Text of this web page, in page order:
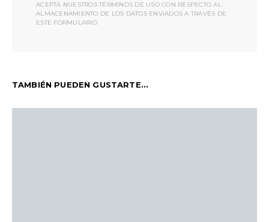
ACEPTA NUESTROS TÉRMINOS DE USO CON RESPECTO AL
ALMACENAMIENTO DE LOS DATOS ENVIADOS A TRAVÉS DE
ESTE FORMULARIO.
TAMBIÉN PUEDEN GUSTARTE...